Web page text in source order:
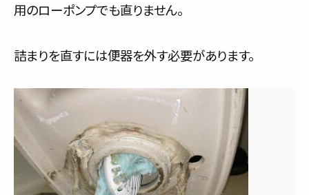
用のローポンプでも直りません。
詰まりを直すには便器を外す必要があります。